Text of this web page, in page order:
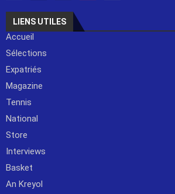
LIENS UTILES
Accueil
Sélections
Expatriés
Magazine
Tennis
National
Store
Interviews
Basket
An Kreyol